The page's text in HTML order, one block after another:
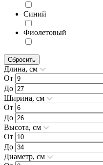
Синий
Фиолетовый
Сбросить
Длина, см
От
До
Ширина, см
От
До
Высота, см
От
До
Диаметр, см